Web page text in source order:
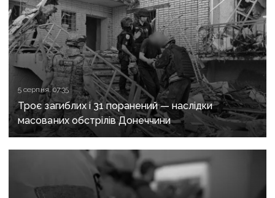
5 серпня, 07:35
Троє загиблих і 31 поранений — наслідки
масованих обстрілів Донеччини